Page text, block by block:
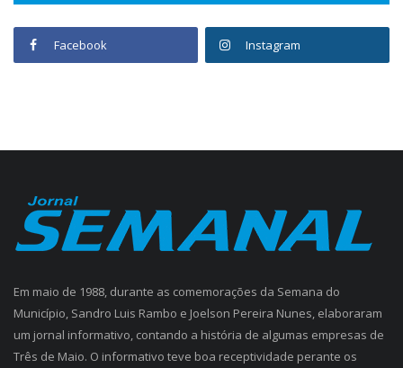
Facebook Instagram
Em maio de 1988, durante as comemorações da Semana do
Município, Sandro Luis Rambo e Joelson Pereira Nunes, elaboraram
um jornal informativo, contando a história de algumas empresas de
Três de Maio. O informativo teve boa receptividade perante os